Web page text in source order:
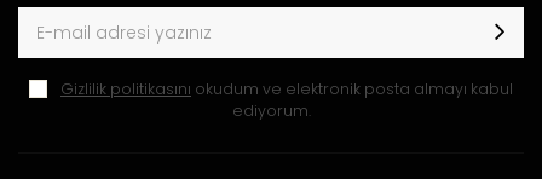
Gizlilik politikasını okudum ve elektronik posta almayı kabul
ediyorum.